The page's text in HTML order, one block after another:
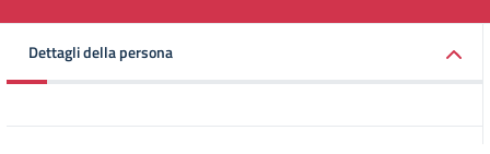
Dettagli della persona